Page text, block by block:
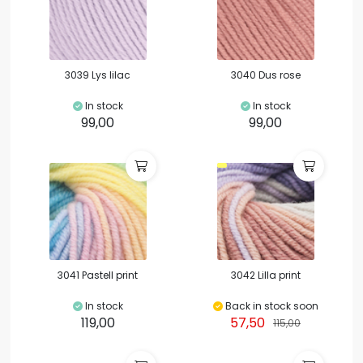
3039 Lys lilac
In stock
99,00
3040 Dus rose
In stock
99,00
3041 Pastell print
In stock
119,00
3042 Lilla print
Back in stock soon
57,50 115,00